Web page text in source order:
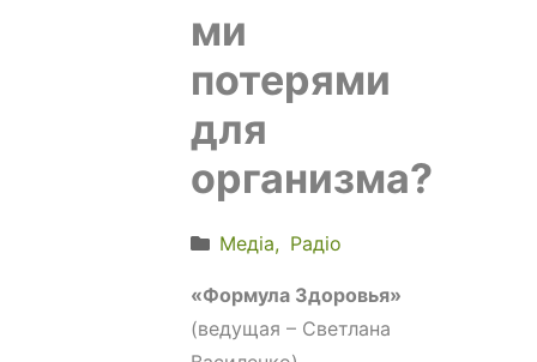
ми
потерями
для
организма?
Медіа Радіо
«Формула Здоровья»
(ведущая – Светлана